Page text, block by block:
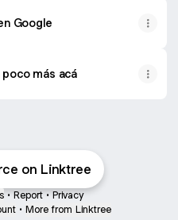
Google
más acá
on Linktree
• Report • Privacy
• More from Linktree